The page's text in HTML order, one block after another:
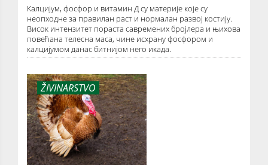
Калцијум, фосфор и витамин Д су материје које су
неопходне за правилан раст и нормалан развој костију.
Висок интензитет пораста савремених бројлера и њихова
повећана телесна маса, чине исхрану фосфором и
калцијумом данас битнијом него икада.
ŽIVINARSTVO